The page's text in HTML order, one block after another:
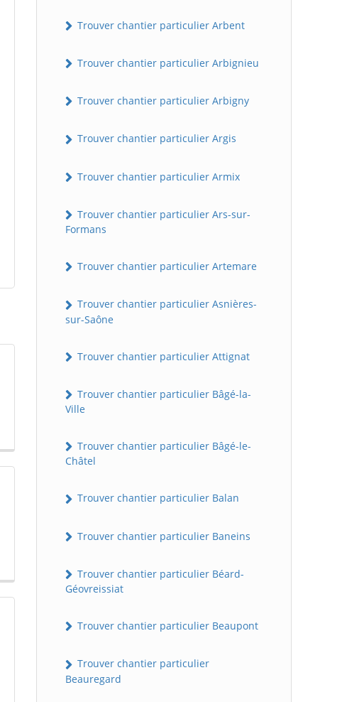
Trouver chantier particulier Arbent
Trouver chantier particulier Arbignieu
Trouver chantier particulier Arbigny
Trouver chantier particulier Argis
Trouver chantier particulier Armix
Trouver chantier particulier Ars-sur-
Formans
Trouver chantier particulier Artemare
Trouver chantier particulier Asnières-
sur-Saône
Trouver chantier particulier Attignat
Trouver chantier particulier Bâgé-la-
Ville
Trouver chantier particulier Bâgé-le-
Châtel
Trouver chantier particulier Balan
Trouver chantier particulier Baneins
Trouver chantier particulier Béard-
Géovreissiat
Trouver chantier particulier Beaupont
Trouver chantier particulier
Beauregard